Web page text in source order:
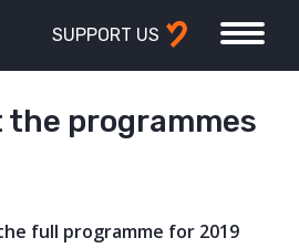
SUPPORT US
the programmes
full programme for 2019